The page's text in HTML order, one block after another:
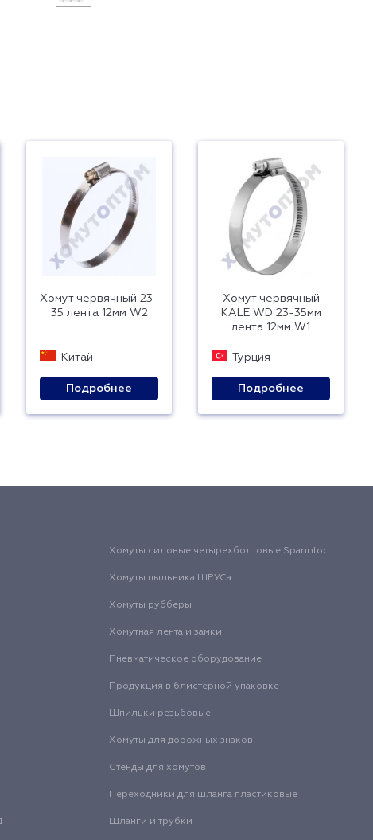
Хомут червячный 23-
35 лента 12мм W2
Китай
Подробнее
Хомут червячный
KALE WD 23-35мм
лента 12мм W1
Турция
Подробнее
Хомуты силовые четырехболтовые Spannloc
Хомуты пыльника ШРУСа
Хомуты рубберы
Хомутная лента и замки
Пневматическое оборудование
Продукция в блистерной упаковке
Шпильки резьбовые
Хомуты для дорожных знаков
Стенды для хомутов
Переходники для шланга пластиковые
Шланги и трубки